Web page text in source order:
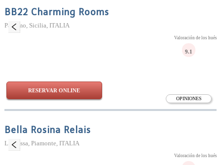
BB22 Charming Rooms
Palermo, Sicilia, ITALIA
OPINIONES
Valoración de los
9.1
RESERVAR ONLINE
Bella Rosina Relais
La Cassa, Piamonte, ITALIA
Valoración de los